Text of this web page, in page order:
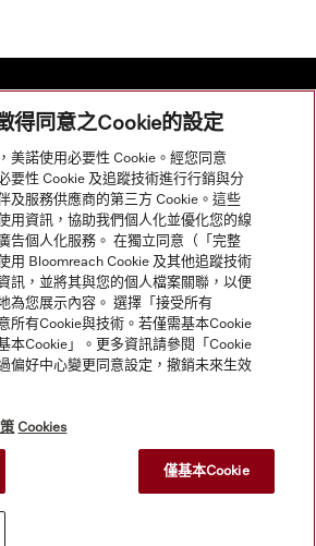
Ltd. All rights reserved.
得同意之Cookie的設定
美諾使用必要性 Cookie。經您同意
要性 Cookie 及追蹤技術進行行銷與分
及服務供應商的第三方 Cookie。這些
用資訊，協助我們個人化並優化您的線
告個人化服務。 在獨立同意（「完整
用 Bloomreach Cookie 及其他追蹤技術
訊，並將其與您的個人檔案關聯，以便
為您展示內容。 選擇「接受所有
所有Cookie與技術。若僅需基本Cookie
本Cookie」。更多資訊請參閱「Cookie
偏好中心變更同意設定，撤銷未來生效
Cookies
僅基本Cookie